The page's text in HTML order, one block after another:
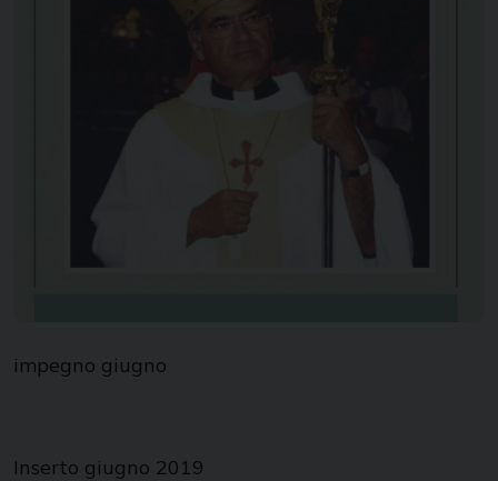
impegno giugno
Inserto giugno 2019